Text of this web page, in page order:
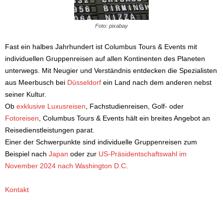
Foto: pixabay
Fast ein halbes Jahrhundert ist Columbus Tours & Events mit
individuellen Gruppenreisen auf allen Kontinenten des Planeten
unterwegs. Mit Neugier und Verständnis entdecken die Spezialisten
aus Meerbusch bei Düsseldorf ein Land nach dem anderen nebst
seiner Kultur.
Ob exklusive Luxusreisen , Fachstudienreisen, Golf- oder
Fotoreisen , Columbus Tours & Events hält ein breites Angebot an
Reisedienstleistungen parat.
Einer der Schwerpunkte sind individuelle Gruppenreisen zum
Beispiel nach Japan oder zur US-Präsidentschaftswahl im
November 2024 nach Washington D.C
Kontakt